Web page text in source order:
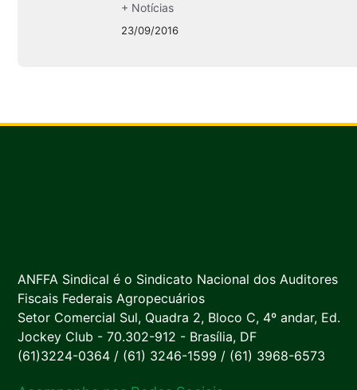
+ Notícias
23/09/2016
ANFFA Sindical é o Sindicato Nacional dos Auditores
Fiscais Federais Agropecuários
Setor Comercial Sul, Quadra 2, Bloco C, 4º andar, Ed.
Jockey Club - 70.302-912 - Brasília, DF
(61)3224-0364 / (61) 3246-1599 / (61) 3968-6573